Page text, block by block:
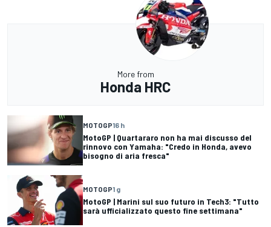
More from
Honda HRC
MOTOGP16 h
MotoGP | Quartararo non ha mai discusso del
rinnovo con Yamaha: "Credo in Honda, avevo
bisogno di aria fresca"
MOTOGP1 g
MotoGP | Marini sul suo futuro in Tech3: "Tutto
sarà ufficializzato questo fine settimana"